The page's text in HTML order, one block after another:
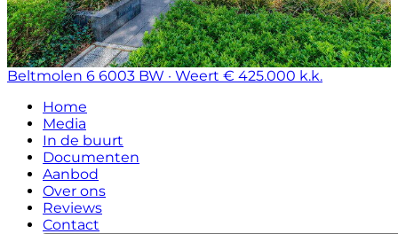
Beltmolen 6 6003 BW · Weert € 425.000 k.k.
Home
Media
In de buurt
Documenten
Aanbod
Over ons
Reviews
Contact